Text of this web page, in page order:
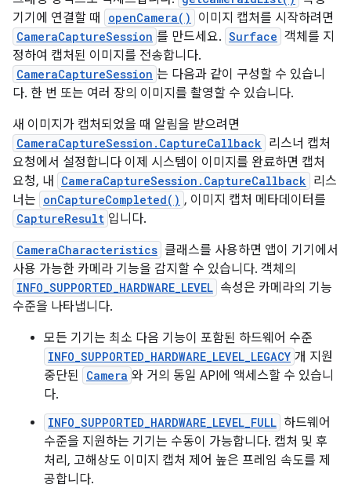
기기에 연결할 때
openCamera() 이미지 캡처를 시작하려면
CameraCaptureSession 를 만드세요. Surface 객체를 지
정하여 캡처된 이미지를 전송합니다.
CameraCaptureSession 는 다음과 같이 구성할 수 있습니
다. 한 번 또는 여러 장의 이미지를 촬영할 수 있습니다.
새 이미지가 캡처되었을 때 알림을 받으려면
CameraCaptureSession.CaptureCallback 리스너 캡처
요청에서 설정합니다 이제 시스템이 이미지를 완료하면 캡처
요청, 내
CameraCaptureSession.CaptureCallback 리스
너는 onCaptureCompleted() , 이미지 캡처 메타데이터를
CaptureResult 입니다.
CameraCharacteristics 클래스를 사용하면 앱이 기기에서
사용 가능한 카메라 기능을 감지할 수 있습니다. 객체의
INFO_SUPPORTED_HARDWARE_LEVEL 속성은 카메라의 기능
수준을 나타냅니다.
모든 기기는 최소 다음 기능이 포함된 하드웨어 수준
INFO_SUPPORTED_HARDWARE_LEVEL_LEGACY 개 지원
중단된 Camera 와 거의 동일 API에 액세스할 수 있습니
다.
INFO_SUPPORTED_HARDWARE_LEVEL_FULL 하드웨어
수준을 지원하는 기기는 수동이 가능합니다. 캡처 및 후
처리, 고해상도 이미지 캡처 제어 높은 프레임 속도를 제
공합니다.